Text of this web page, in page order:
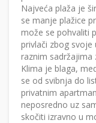
Najveća plaža je
se manje plažice
može se pohvaliti
privlači zbog
raznim sadržajima
Klima je blaga,
se od svibnja do
privatnim
neposredno uz
skočiti izravno u